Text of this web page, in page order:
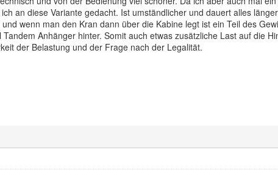
an diese Variante gedacht. Ist umständlicher und dauert alles
wenn man den Kran dann über die Kabine legt ist ein Teil des
Anhänger hinter. Somit auch etwas zusätzliche Last auf die
der Belastung und der Frage nach der Legalität.